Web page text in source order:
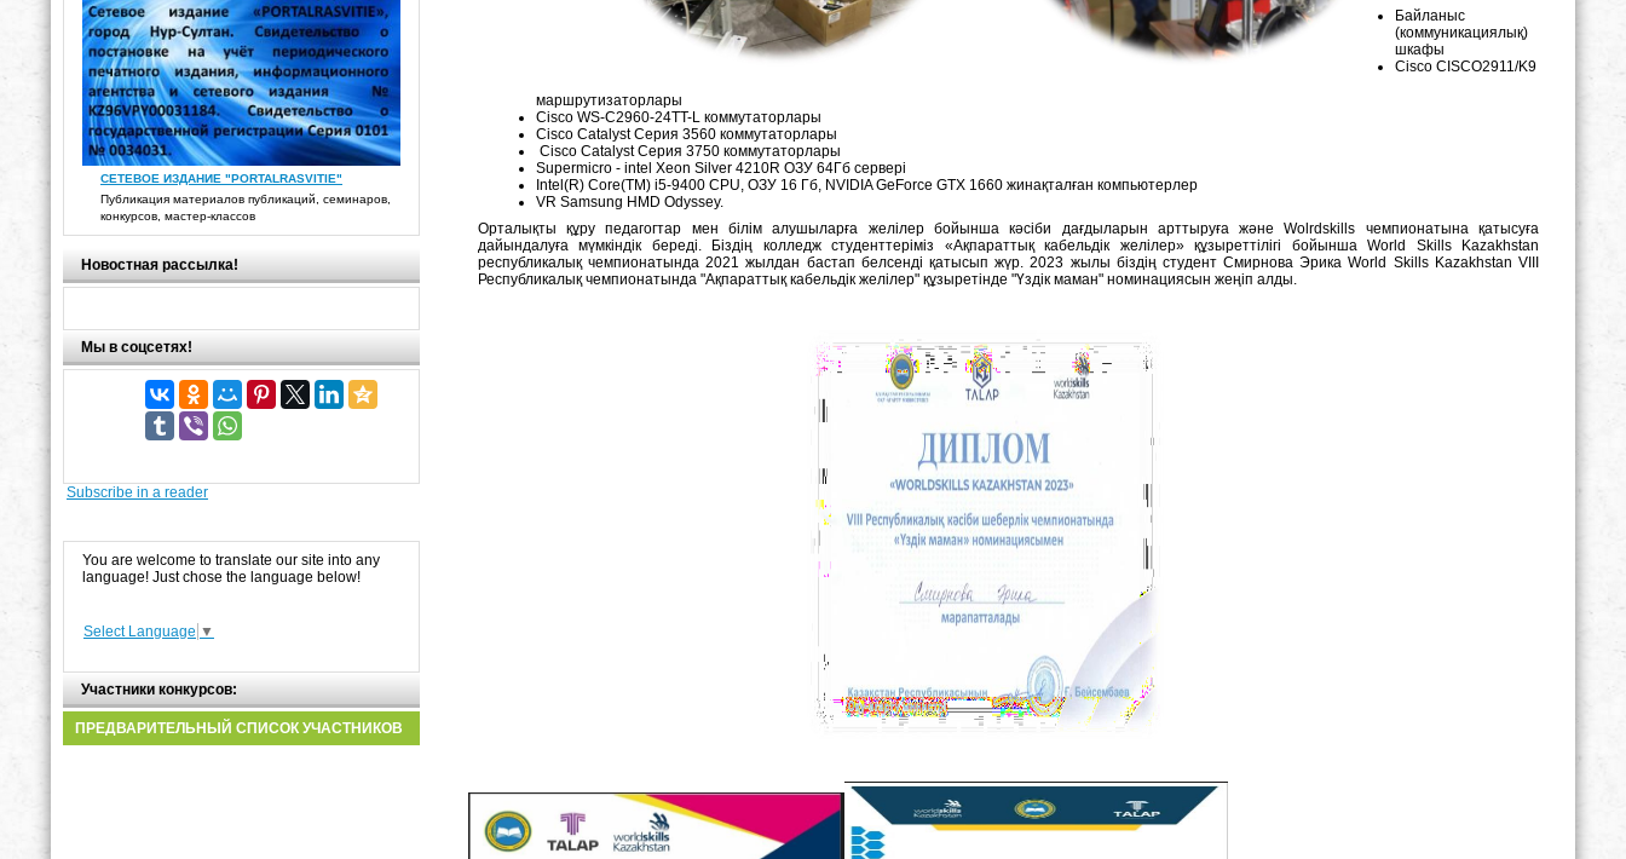
СЕТЕВОЕ ИЗДАНИЕ "PORTALRASVITIE"
Публикация материалов публикаций, семинаров,
конкурсов, мастер-классов
Новостная рассылка!
Мы в соцсетях!
Subscribe in a reader
You are welcome to translate our site into any
language! Just chose the language below!
Select Language ▼
Участники конкурсов:
ПРЕДВАРИТЕЛЬНЫЙ СПИСОК УЧАСТНИКОВ
Байланыс
(коммуникациялық)
шкафы
Cisco CISCO2911/K9
маршрутизаторлары
Cisco WS-C2960-24TT-L коммутаторлары
Cisco Catalyst Серия 3560 коммутаторлары
Cisco Catalyst Серия 3750 коммутаторлары
Supermicro - intel Xeon Silver 4210R ОЗУ 64Гб сервері
Intel(R) Core(TM) i5-9400 CPU, ОЗУ 16 Гб, NVIDIA GeForce GTX 1660 жинақталған компьютерлер
VR Samsung HMD Odyssey.
Орталықты құру педагогтар мен білім алушыларға желілер бойынша кәсіби дағдыларын арттыруға және Wolrdskills чемпионатына қатысуға
дайындалуға мүмкіндік береді. Біздің колледж студенттеріміз «Ақпараттық кабельдік желілер» құзыреттілігі бойынша World Skills Kazakhstan
республикалық чемпионатында 2021 жылдан бастап белсенді қатысып жүр. 2023 жылы біздің студент Смирнова Эрика World Skills Kazakhstan VIII
Республикалық чемпионатында "Ақпараттық кабельдік желілер" құзыретінде "Үздік маман" номинациясын жеңіп алды.